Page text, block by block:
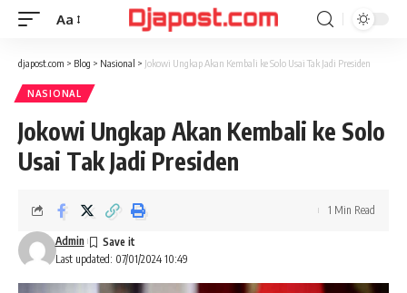
Font
Aa
djapost.com > Blog > Nasional > Jokowi Ungkap Akan Kembali ke Solo Usai Tak Jadi Presiden
NASIONAL
Jokowi Ungkap Akan Kembali ke Solo
Usai Tak Jadi Presiden
Last updated: 07/01/2024 10:49
Admin
1 Min Read